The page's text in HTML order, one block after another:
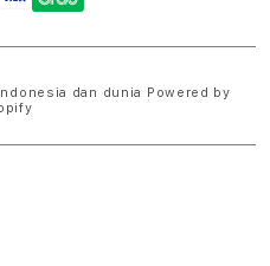
dan dunia
Powered by